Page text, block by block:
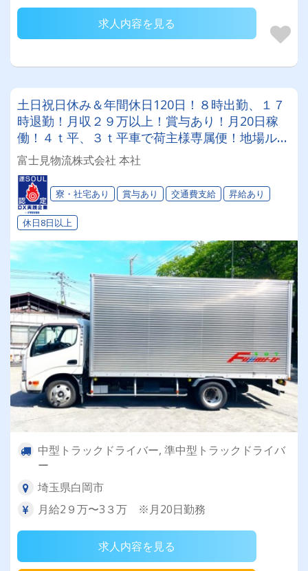
求人内容を見る
土日祝日休み＆年間休日120日！８時出勤、１７
時退勤！月収２９万以上！賞与あり！月20日稼
働！４ｔ平、３ｔ平車で荷主様専属便！地場ルー
ト配送で安心◎鉄管・建材の配送ドライバー募
集！免許取得支援アリ！安定収入でプライベート
も充実！
富士見物流株式会社 本社
寮・社宅あり 賞与あり 交通費支給 昇給あり
休日8日以上
中型トラックドライバー, 準中型トラックドライバ
ー
埼玉県白岡市
月給2９万〜3３万 ※月20日勤務
求人内容を見る